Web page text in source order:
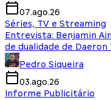
07.ago.26
Séries, TV e Streaming
Entrevista: Benjamin
de dualidade de Daeron
Pedro Siqueira
03.ago.26
Informe Publicitário